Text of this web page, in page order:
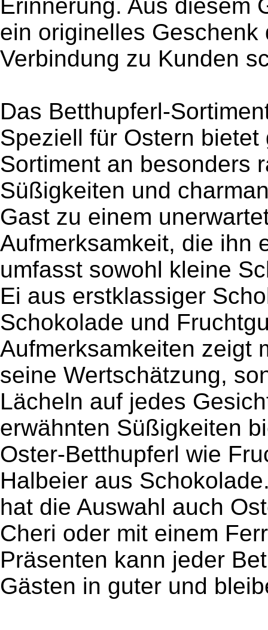
Erinnerung. Aus diesem
ein originelles
Verbindung zu Kunden
Das Betthupferl-
Speziell für Ostern
Sortiment an besonders
Süßigkeiten und
Gast zu einem
Aufmerksamkeit, die ihn
umfasst sowohl kleine
Ei aus erstklassiger
Schokolade und
Aufmerksamkeiten zeigt
seine Wertschätzung,
Lächeln auf jedes
erwähnten Süßigkeiten
Oster-Betthupferl wie
Halbeier aus
hat die Auswahl auch
Cheri oder mit einem
Präsenten kann jeder
Gästen in guter und